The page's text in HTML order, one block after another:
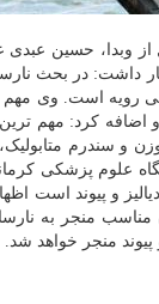
وبدا، حسین عبدی
داشت: در بحث
رویه است. وی مهم
اضافه کرد: مهم
و سندرم
علوم پزشکی
و پیوند است
مناسب منجر به
پیوند منجر خواهد شد.